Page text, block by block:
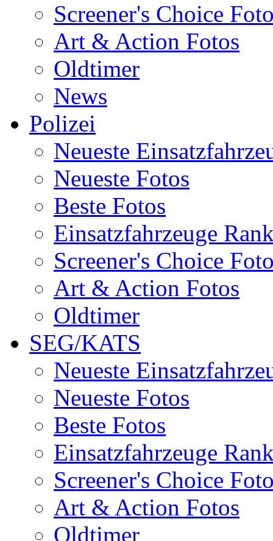
Screener's Choice
Art & Action Fotos
Oldtimer
News
Polizei
Neueste
Neueste Fotos
Beste Fotos
Einsatzfahrzeuge
Screener's Choice
Art & Action Fotos
Oldtimer
SEG/KATS
Neueste
Neueste Fotos
Beste Fotos
Einsatzfahrzeuge
Screener's Choice
Art & Action Fotos
Oldtimer